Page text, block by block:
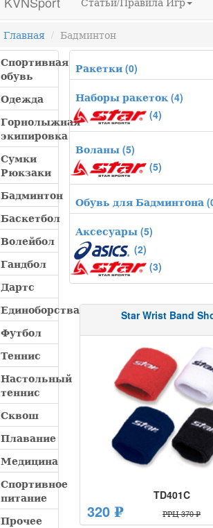
Главная
Бадминтон
Спортивная
обувь
Одежда
Горнолыжная
экипировка
Сумки
Рюкзаки
Бадминтон
Баскетбол
Волейбол
Гандбол
Дартс
Единоборства
Футбол
Теннис
Настольный
теннис
Сквош
Плавание
Медицина
Спортивное
питание
Прочее
Ракетки (0)
Наборы ракеток (4)
(4)
Воланы (5)
(5)
Обувь для Бадминтона
Аксесуары (5)
(2)
(3)
Star Wrist Band
TD401C
320 ₽ РРЦ 370 ₽